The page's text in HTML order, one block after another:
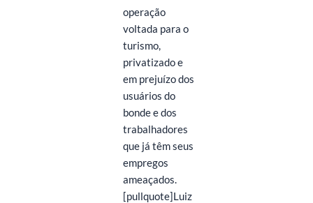
operação
voltada para o
turismo,
privatizado e
em prejuízo dos
usuários do
bonde e dos
trabalhadores
que já têm seus
empregos
ameaçados.
[pullquote]Luiz